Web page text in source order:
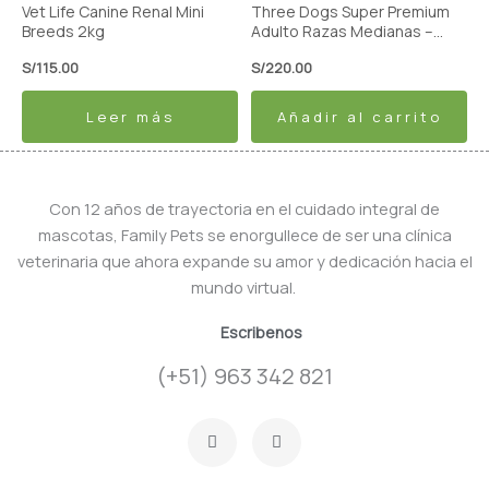
Vet Life Canine Renal Mini
Breeds 2kg
S/115.00
Leer más
Three Dogs Super Premium
Adulto Razas Medianas –
S/220.00
Añadir al carrito
Con 12 años de trayectoria en el cuidado integral de
mascotas, Family Pets se enorgullece de ser una clínica
veterinaria que ahora expande su amor y dedicación hacia el
mundo virtual.
Escribenos
(+51) 963 342 821
a n